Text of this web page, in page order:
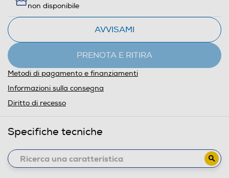
non disponibile
AVVISAMI
PRENOTA E RITIRA
Metodi di pagamento e finanziamenti
Informazioni sulla consegna
Diritto di recesso
Specifiche tecniche